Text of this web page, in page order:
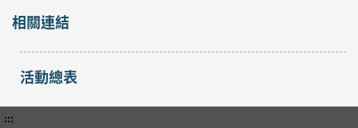
相關連結
活動總表
:::